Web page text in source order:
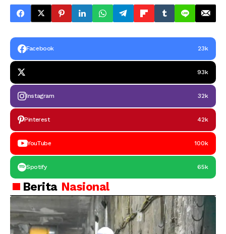
Facebook 23k
93k
Instagram 32k
Pinterest 42k
YouTube 100k
Spotify 65k
Berita Nasional